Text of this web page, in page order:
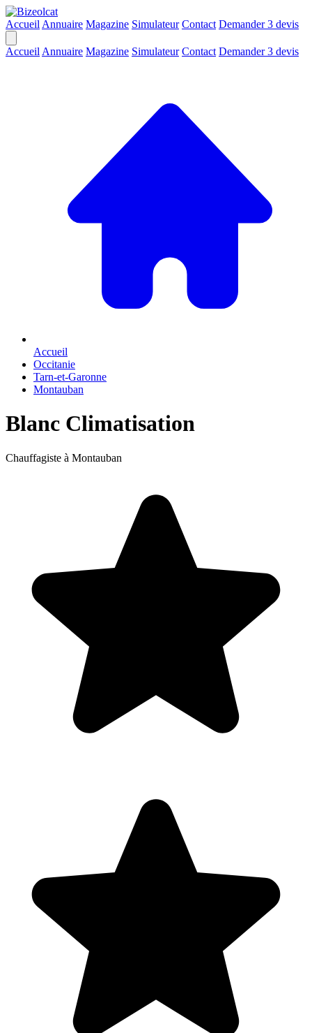
Accueil Annuaire Magazine Simulateur Contact Demander 3 devis
Accueil Annuaire Magazine Simulateur Contact Demander 3 devis
Accueil
Occitanie
Tarn-et-Garonne
Montauban
Blanc Climatisation
Chauffagiste à Montauban